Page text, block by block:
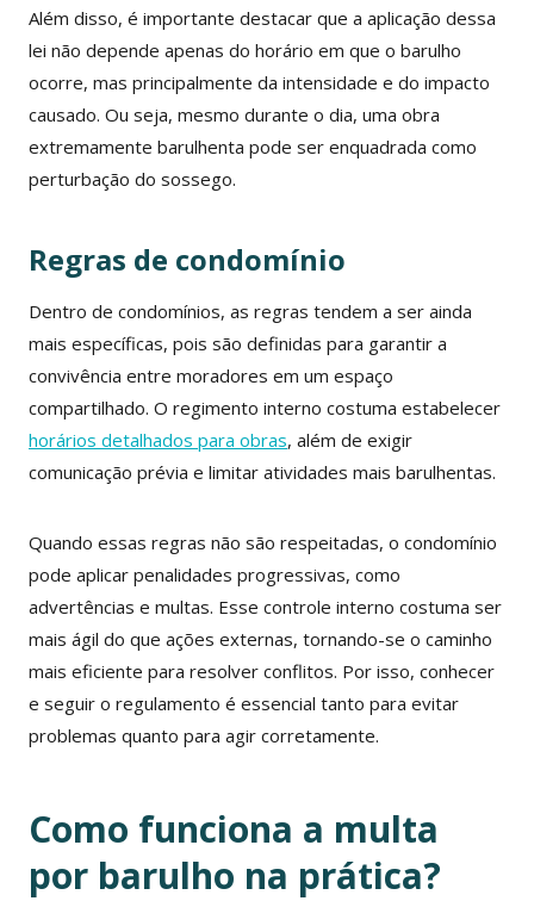
Além disso, é importante destacar que a aplicação dessa
lei não depende apenas do horário em que o barulho
ocorre, mas principalmente da intensidade e do impacto
causado. Ou seja, mesmo durante o dia, uma obra
extremamente barulhenta pode ser enquadrada como
perturbação do sossego.
Regras de condomínio
Dentro de condomínios, as regras tendem a ser ainda
mais específicas, pois são definidas para garantir a
convivência entre moradores em um espaço
compartilhado. O regimento interno costuma estabelecer
horários detalhados para obras, além de exigir
comunicação prévia e limitar atividades mais barulhentas.
Quando essas regras não são respeitadas, o condomínio
pode aplicar penalidades progressivas, como
advertências e multas. Esse controle interno costuma ser
mais ágil do que ações externas, tornando-se o caminho
mais eficiente para resolver conflitos. Por isso, conhecer
e seguir o regulamento é essencial tanto para evitar
problemas quanto para agir corretamente.
Como funciona a multa
por barulho na prática?